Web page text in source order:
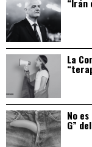
“Irán
La
No
G”